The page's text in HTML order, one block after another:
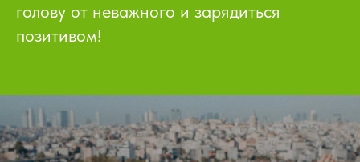
голову от неважного и зарядиться
позитивом!